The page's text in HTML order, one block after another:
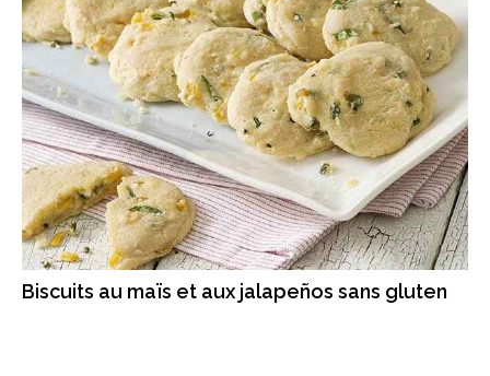
Biscuits au maïs et aux jalapeños sans gluten